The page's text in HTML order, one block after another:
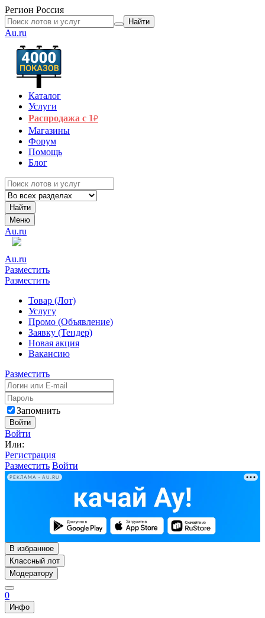
Регион Россия
Найти
Au.ru
Каталог
Услуги
Распродажа с 1₽
Магазины
Форум
Помощь
Блог
Найти
Меню
Au.ru
Au.ru
Разместить
Разместить
Товар (Лот)
Услугу
Промо (Объявление)
Заявку (Тендер)
Новая акция
Вакансию
Разместить
Запомнить
Войти
Войти
Или:
Регистрация
Разместить Войти
РЕКЛАМА • AU.RU
В избранное
Классный лот
Модератору
0
Инфо